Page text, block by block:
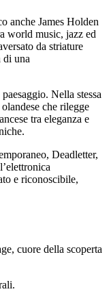
anche James Holden
world music, jazz ed
da striature
di una
Nella stessa
che rilegge
tra eleganza e
Deadletter,
e riconoscibile,
cuore della scoperta